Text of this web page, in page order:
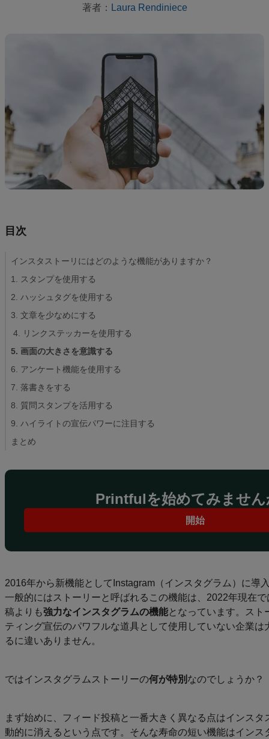
期
の
販
促
ン
マ
ー
テ
ィ
ン
グ
礎
知
識
タ
イ
ル
ト
覧
Printful
で販売
イ
作
成
著者： Laura Rendiniece
目次
インスタストーリにはどのような機能がありますか？
1. スタンプを使用する
2. ハッシュタグを使用する
3. 文章を少なめにする
4. リンクステッカーを使用する
5. 画面の大きさを意識する
6. アンケート機能を使用する
7. 落書きをする
8. 質問スタンプを活用する
9. ハイライトの宣伝パワーに注目する
まとめ
Printfulを始めてみません
開始
2016年から新機能としてInstagram（インスタグラム）に導
一般的にはストーリーと呼ばれるこの機能は、2022年現在
稿よりも強力なインスタグラムの機能となっています。スト
ティング宣伝のパワフルな道具として使用していない企業
るに違いありません。
ではインスタグラムストーリーの何が特別なのでしょうか？
まず始めに、フィード投稿と一番大きく異なる点はインス
動的に消えるという点です。そんな寿命の短い機能はインス